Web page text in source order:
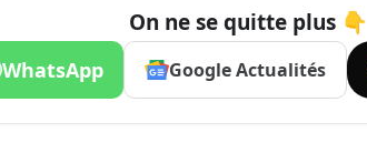
On ne se quitte plus 👇
WhatsApp Google Actualités